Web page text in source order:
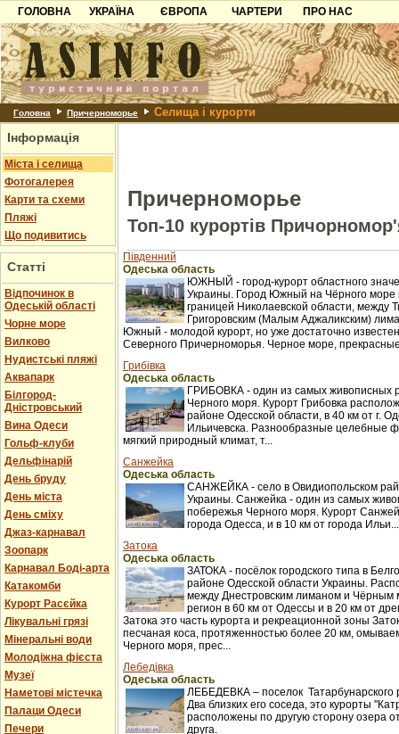
ГОЛОВНА
УКРАЇНА
Карпати
Азов
Причорноморря
Шацьк
ЄВРОПА
Чорногорія
Хорватія
Болгарія
Албанія
ЧАРТЕРИ
ПРО НАС
Контакти
Партнерам
Додати готель
Головна Причерноморье Селища і курорти
Інформація
Міста і селища
Фотогалерея
Карти та схеми
Пляжі
Що подивитись
Статті
Відпочинок в
Одеській області
Чорне море
Вилково
Нудистські пляжі
Аквапарк
Білгород-
Дністровський
Вина Одеси
Гольф-клуби
Дельфінарій
День бруду
День міста
День сміху
Джаз-карнавал
Зоопарк
Карнавал Боді-арта
Катакомби
Курорт Расєйка
Лікувальні грязі
Мінеральні води
Молодіжна фієста
Музеї
Наметові містечка
Палаци Одеси
Печери
Причерноморье
Топ-10 курортів
Південний
Одеська область
ЮЖНЫЙ - город-курорт областного
Украины. Город Южный на Чёрного море
границей Николаевской области, между
Григоровским (Малым Аджаликским)
Южный - молодой курорт, но уже достаточно
Северного Причерноморья. Черное море,
Грибівка
Одеська область
ГРИБОВКА - один из самых живописных
Черного моря. Курорт Грибовка
районе Одесской области, в 40 км от г.
Ильичевска. Разнообразные целебные
мягкий природный климат, т...
Санжейка
Одеська область
САНЖЕЙКА - село в Овидиопольском
Украины. Санжейка - один из самых
побережья Черного моря. Курорт
города Одесса, и в 10 км от города Ильи...
Затока
Одеська область
ЗАТОКА - посёлок городского типа в
районе Одесской области Украины.
между Днестровским лиманом и Чёрным
регион в 60 км от Одессы и в 20 км от
Затока это часть курорта и рекреационной зоны
песчаная коса, протяженностью более 20 км,
Черного моря, прес...
Лебедівка
Одеська область
ЛЕБЕДЕВКА – поселок Татарбунарского
Два близких его соседа, это курорты
расположены по другую сторону озера
друга.